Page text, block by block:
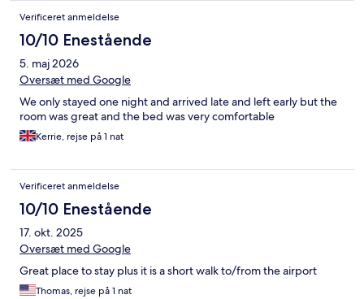
Verificeret anmeldelse
10/10 Enestående
5. maj 2026
Oversæt med Google
We only stayed one night and arrived late and left early but the
room was great and the bed was very comfortable
Kerrie, rejse på 1 nat
Verificeret anmeldelse
10/10 Enestående
17. okt. 2025
Oversæt med Google
Great place to stay plus it is a short walk to/from the airport
Thomas, rejse på 1 nat